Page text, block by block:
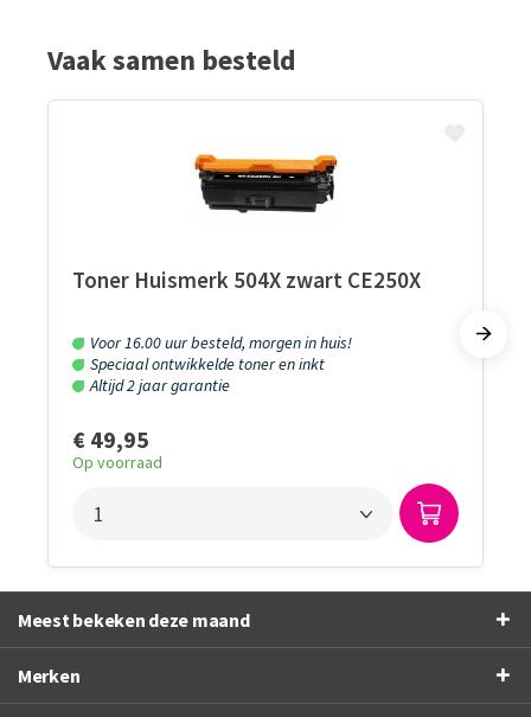
Vaak samen besteld
Toner Huismerk 504X zwart CE250X
Voor 16.00 uur besteld, morgen in huis!
Speciaal ontwikkelde toner en inkt
Altijd 2 jaar garantie
€ 49,95
Op voorraad
Meest bekeken deze maand
Merken